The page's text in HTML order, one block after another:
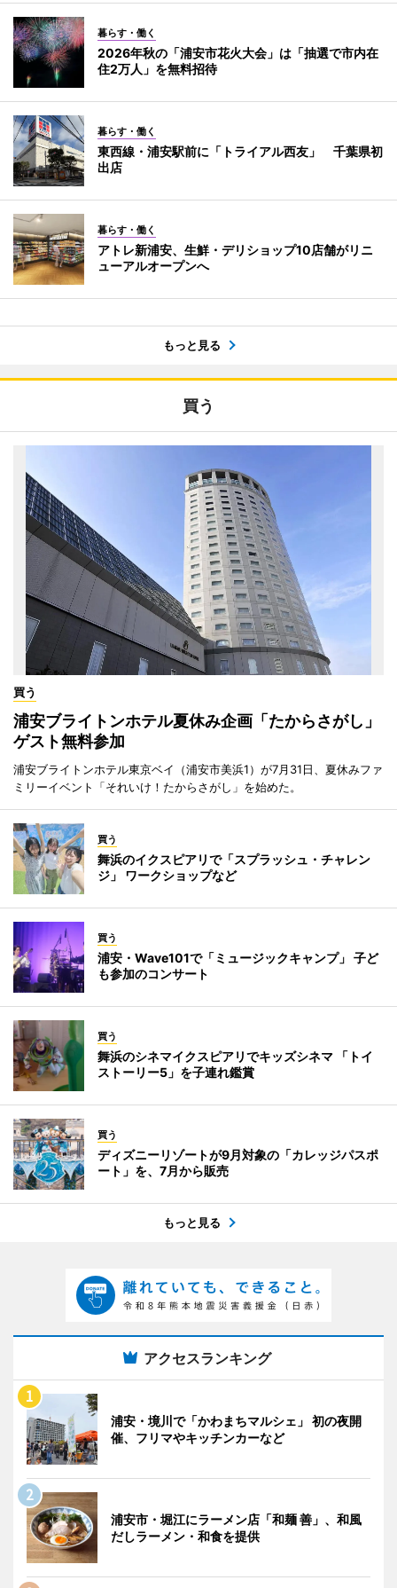
暮らす・働く
2026年秋の「浦安市花火大会」は「抽選で市内在
住2万人」を無料招待
暮らす・働く
東西線・浦安駅前に「トライアル西友」 千葉県初
出店
暮らす・働く
アトレ新浦安、生鮮・デリショップ10店舗がリニ
ューアルオープンへ
もっと見る
買う
買う
浦安ブライトンホテル夏休み企画「たからさがし」
ゲスト無料参加
浦安ブライトンホテル東京ベイ（浦安市美浜1）が7月31日、夏休みファ
ミリーイベント「それいけ！たからさがし」を始めた。
買う
舞浜のイクスピアリで「スプラッシュ・チャレン
ジ」 ワークショップなど
買う
浦安・Wave101で「ミュージックキャンプ」 子ど
も参加のコンサート
買う
舞浜のシネマイクスピアリでキッズシネマ 「トイ
ストーリー5」を子連れ鑑賞
買う
ディズニーリゾートが9月対象の「カレッジパスポ
ート」を、7月から販売
もっと見る
アクセスランキング
浦安・境川で「かわまちマルシェ」 初の夜開
催、フリマやキッチンカーなど
浦安市・堀江にラーメン店「和麺 善」、和風
だしラーメン・和食を提供